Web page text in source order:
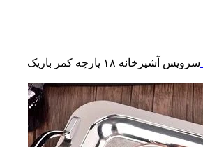
سرویس آشپزخانه ۱۸ پارچه کمر باریک